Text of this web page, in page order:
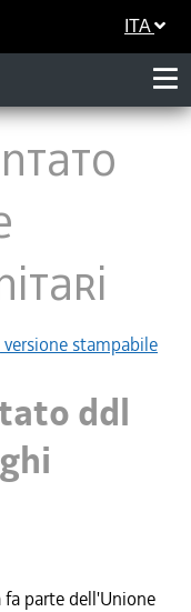
ITA
versione stampabile
ddl
fa parte dell'Unione